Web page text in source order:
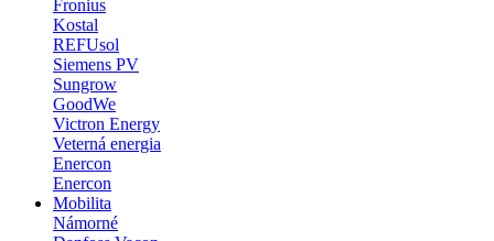
Fronius
Kostal
REFUsol
Siemens PV
Sungrow
GoodWe
Victron Energy
Veterná energia
Enercon
Enercon
Mobilita
Námorné